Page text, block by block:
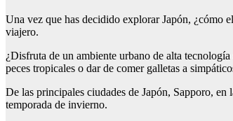
Una vez que has decidido explorar Japón, ¿cómo
viajero.
¿Disfruta de un ambiente urbano de alta
peces tropicales o dar de comer galletas a
De las principales ciudades de Japón, Sapporo,
temporada de invierno.